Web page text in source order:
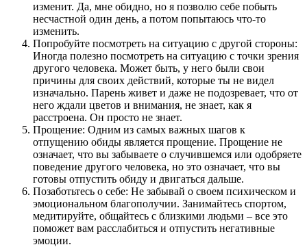
изменит. Да, мне обидно, но я позволю себе побыть
несчастной один день, а потом попытаюсь что-то
изменить.
Попробуйте посмотреть на ситуацию с другой стороны:
Иногда полезно посмотреть на ситуацию с точки зрения
другого человека. Может быть, у него были свои
причины для своих действий, которые ты не видел
изначально. Парень живет и даже не подозревает, что от
него ждали цветов и внимания, не знает, как я
расстроена. Он просто не знает.
Прощение: Одним из самых важных шагов к
отпущению обиды является прощение. Прощение не
означает, что вы забываете о случившемся или одобряете
поведение другого человека, но это означает, что вы
готовы отпустить обиду и двигаться дальше.
Позаботьтесь о себе: Не забывай о своем психическом и
эмоциональном благополучии. Занимайтесь спортом,
медитируйте, общайтесь с близкими людьми – все это
поможет вам расслабиться и отпустить негативные
эмоции.